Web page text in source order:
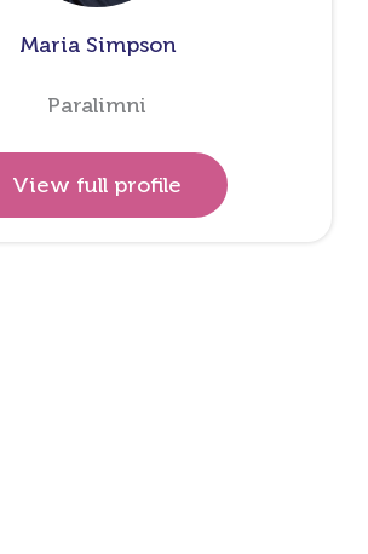
Maria Simpson
Paralimni
View full profile